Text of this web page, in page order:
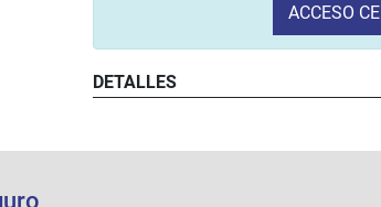
ACCESO
DETALLES